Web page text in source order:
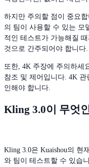
하지만 주의할 점이 중요합
의 팀이 사용할 수 있는 모
적인 테스트가 가능해질
것으로 간주되어야 합니다.
또한, 4K 주장에 주의하세
참조 및 제어입니다. 4K
인해야 합니다.
Kling 3.0이 무엇
Kling 3.0은 Kuaishou의 현
와 팀이 테스트할 수 있습